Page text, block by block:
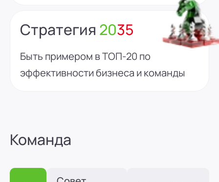
Стратегия 2035
Быть примером в ТОП-20 по
эффективности бизнеса и команды
Команда